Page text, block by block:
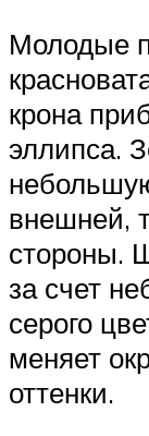
Молодые
крона
эллипса.
внешней,
стороны.
за счет
серого
меняет
оттенки.